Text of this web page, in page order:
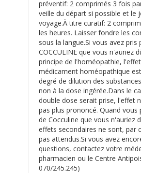
préventif: 2 comprimés 3 fois
veille du départ si possible et le
voyage.À titre curatif: 2
les heures. Laisser fondre les
sous la langue.Si vous avez pris
COCCULINE que vous n'auriez
principe de l'homéopathie,
médicament homéopathique
degré de dilution des
non à la dose ingérée.Dans le
double dose serait prise, l'effet
pas plus prononcé. Quand vous
de Cocculine que vous n'auriez
effets secondaires ne sont, par
pas attendus.Si vous avez
questions, contactez votre
pharmacien ou le Centre
070/245.245)